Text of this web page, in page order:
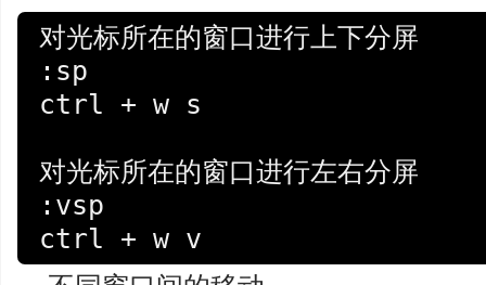
对光标所在的窗口进行上下分屏
:sp
ctrl + w s
对光标所在的窗口进行左右分屏
:vsp
ctrl + w v